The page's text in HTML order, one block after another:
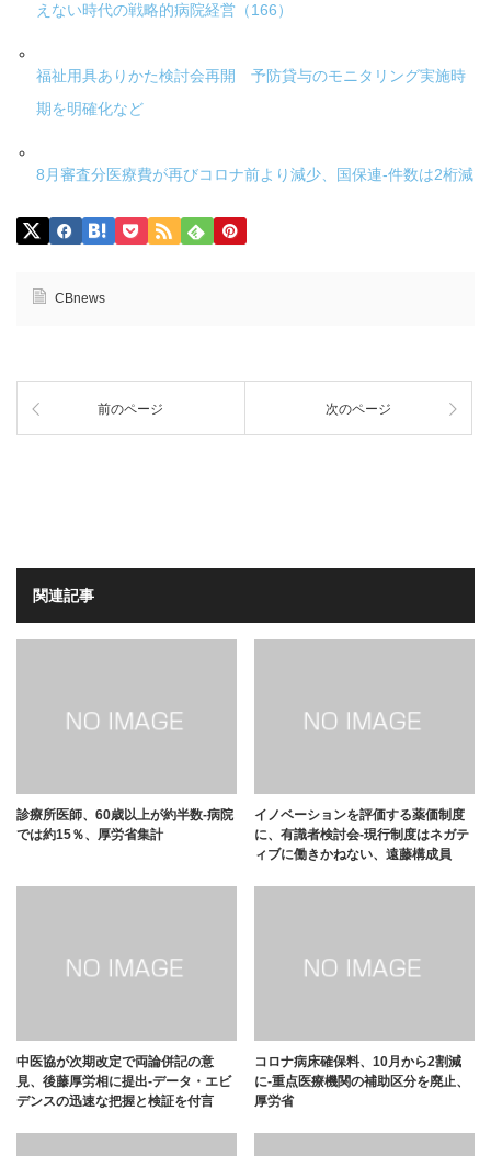
えない時代の戦略的病院経営（166）
福祉用具ありかた検討会再開 予防貸与のモニタリング実施時
期を明確化など
8月審査分医療費が再びコロナ前より減少、国保連-件数は2桁減
CBnews
前のページ 次のページ
関連記事
診療所医師、60歳以上が約半数-病院
では約15％、厚労省集計
イノベーションを評価する薬価制度
に、有識者検討会-現行制度はネガテ
ィブに働きかねない、遠藤構成員
中医協が次期改定で両論併記の意
見、後藤厚労相に提出-データ・エビ
デンスの迅速な把握と検証を付言
コロナ病床確保料、10月から2割減
に-重点医療機関の補助区分を廃止、
厚労省